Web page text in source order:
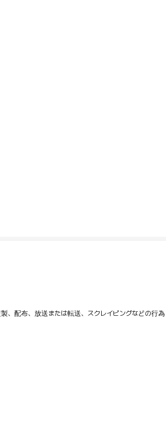
、配布、放送または転送、スクレイピングなどの行為